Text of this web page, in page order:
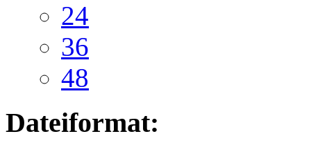
24
36
48
Dateiformat: